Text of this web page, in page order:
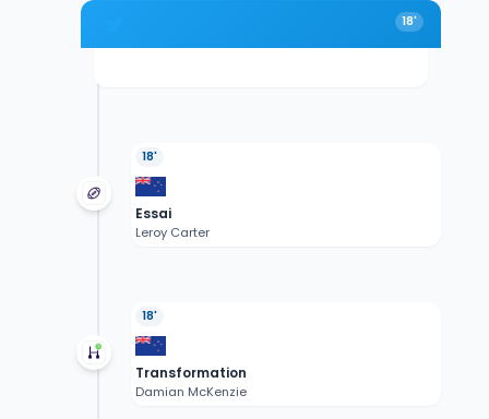
18'
18'
Essai
Leroy Carter
18'
Transformation
Damian McKenzie